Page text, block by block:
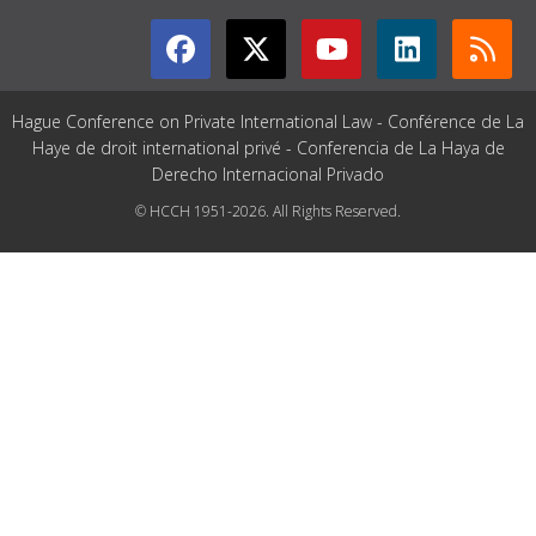
Hague Conference on Private International Law - Conférence de La
Haye de droit international privé - Conferencia de La Haya de
Derecho Internacional Privado
© HCCH 1951-2026. All Rights Reserved.